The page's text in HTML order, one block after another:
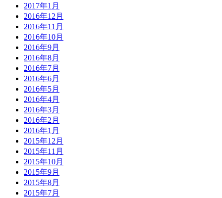
2017年1月
2016年12月
2016年11月
2016年10月
2016年9月
2016年8月
2016年7月
2016年6月
2016年5月
2016年4月
2016年3月
2016年2月
2016年1月
2015年12月
2015年11月
2015年10月
2015年9月
2015年8月
2015年7月